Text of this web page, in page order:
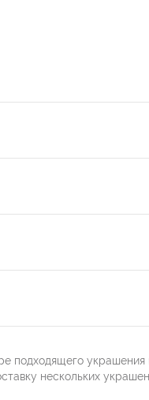
подходящего украшения
нескольких